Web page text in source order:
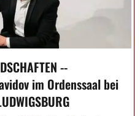
--
im Ordenssaal bei